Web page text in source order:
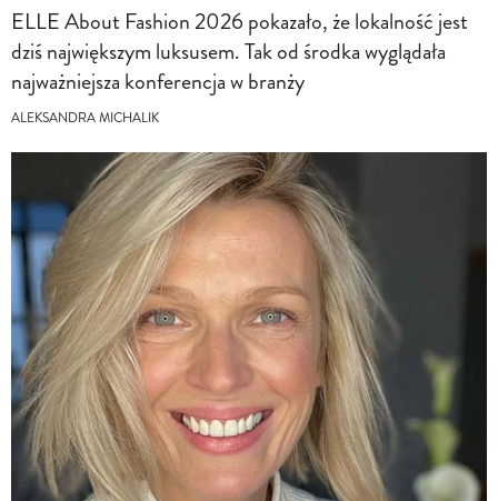
ELLE About Fashion 2026 pokazało, że lokalność jest
dziś największym luksusem. Tak od środka wyglądała
najważniejsza konferencja w branży
ALEKSANDRA MICHALIK